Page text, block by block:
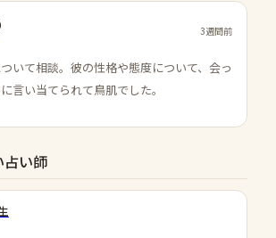
3週間前
いて相談。彼の性格や態度について、会っ
言い当てられて鳥肌でした。
占い師